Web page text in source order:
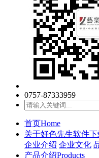
0757-87333959
首页Home
关于好色先生软件下
企业介绍 企业文化
产品介绍Products